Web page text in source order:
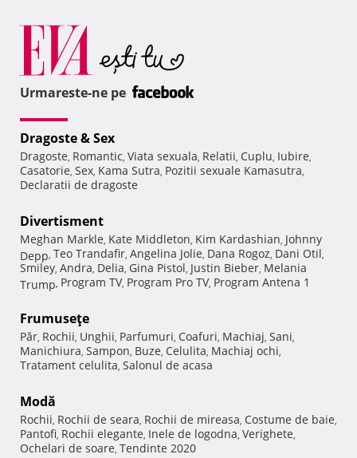
Urmareste-ne pe
Dragoste & Sex
Dragoste, Romantic, Viata sexuala, Relatii, Cuplu, Iubire,
Casatorie, Sex, Kama Sutra, Pozitii sexuale Kamasutra,
Declaratii de dragoste
Divertisment
Meghan Markle, Kate Middleton, Kim Kardashian, Johnny
Depp, Teo Trandafir, Angelina Jolie, Dana Rogoz, Dani Otil,
Smiley, Andra, Delia, Gina Pistol, Justin Bieber, Melania
Trump, Program TV, Program Pro TV, Program Antena 1
Frumuseţe
Păr, Rochii, Unghii, Parfumuri, Coafuri, Machiaj, Sani,
Manichiura, Sampon, Buze, Celulita, Machiaj ochi,
Tratament celulita, Salonul de acasa
Modă
Rochii, Rochii de seara, Rochii de mireasa, Costume de baie,
Pantofi, Rochii elegante, Inele de logodna, Verighete,
Ochelari de soare, Tendinte 2020